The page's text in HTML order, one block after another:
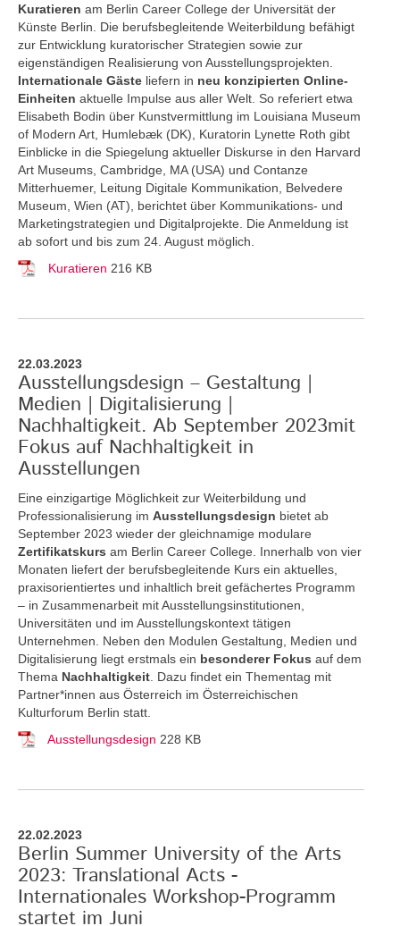
Kuratieren am Berlin Career College der Universität der
Künste Berlin. Die berufsbegleitende Weiterbildung befähigt
zur Entwicklung kuratorischer Strategien sowie zur
eigenständigen Realisierung von Ausstellungsprojekten.
Internationale Gäste liefern in neu konzipierten Online-
Einheiten aktuelle Impulse aus aller Welt. So referiert etwa
Elisabeth Bodin über Kunstvermittlung im Louisiana Museum
of Modern Art, Humlebæk (DK), Kuratorin Lynette Roth gibt
Einblicke in die Spiegelung aktueller Diskurse in den Harvard
Art Museums, Cambridge, MA (USA) und Contanze
Mitterhuemer, Leitung Digitale Kommunikation, Belvedere
Museum, Wien (AT), berichtet über Kommunikations- und
Marketingstrategien und Digitalprojekte. Die Anmeldung ist
ab sofort und bis zum 24. August möglich.
Kuratieren 216 KB
22.03.2023
Ausstellungsdesign – Gestaltung |
Medien | Digitalisierung |
Nachhaltigkeit. Ab September 2023mit
Fokus auf Nachhaltigkeit in
Ausstellungen
Eine einzigartige Möglichkeit zur Weiterbildung und
Professionalisierung im Ausstellungsdesign bietet ab
September 2023 wieder der gleichnamige modulare
Zertifikatskurs am Berlin Career College. Innerhalb von vier
Monaten liefert der berufsbegleitende Kurs ein aktuelles,
praxisorientiertes und inhaltlich breit gefächertes Programm
– in Zusammenarbeit mit Ausstellungsinstitutionen,
Universitäten und im Ausstellungskontext tätigen
Unternehmen. Neben den Modulen Gestaltung, Medien und
Digitalisierung liegt erstmals ein besonderer Fokus auf dem
Thema Nachhaltigkeit . Dazu findet ein Thementag mit
Partner*innen aus Österreich im Österreichischen
Kulturforum Berlin statt.
Ausstellungsdesign 228 KB
22.02.2023
Berlin Summer University of the Arts
2023: Translational Acts -
Internationales Workshop-Programm
startet im Juni